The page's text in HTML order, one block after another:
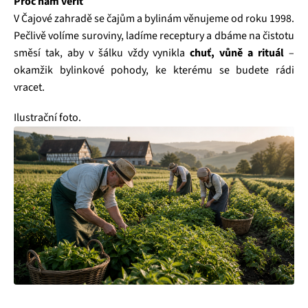
V Čajové zahradě se čajům a bylinám věnujeme od roku 1998.
Pečlivě volíme suroviny, ladíme receptury a dbáme na čistotu
směsí tak, aby v šálku vždy vyniklachuť, vůně a rituál –
okamžik bylinkové pohody, ke kterému se budete rádi
vracet.
Ilustrační foto.